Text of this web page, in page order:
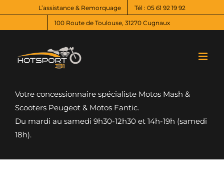
contenu
L’assistance & Remorquage
Tél : 05 61 92 19 92
100 Route de Toulouse, 31270 Cugnaux
Votre concessionnaire spécialiste Motos Mash &
Scooters Peugeot & Motos Fantic.
Du mardi au samedi 9h30-12h30 et 14h-19h (samedi
18h).